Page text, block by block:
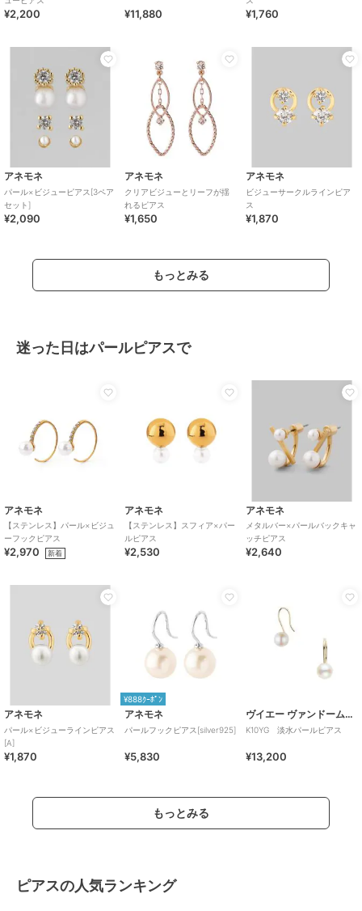
¥2,200 ¥11,880 ¥1,760
アネモネ
パール×ビジューピアス[3ペア
セット]
¥2,090
アネモネ
クリアビジューとリーフが揺
れるピアス
¥1,650
アネモネ
ビジューサークルラインピア
ス
¥1,870
もっとみる
迷った日はパールピアスで
アネモネ
【ステンレス】パール×ビジュ
ーフックピアス
¥2,970 新着
アネモネ
【ステンレス】スフィア×パー
ルピアス
¥2,530
アネモネ
メタルバー×パールバックキャ
ッチピアス
¥2,640
アネモネ
パール×ビジューラインピアス
[A]
¥1,870
¥888ｸｰﾎﾟﾝ
アネモネ
パールフックピアス[silver925]
¥5,830
ヴイエー ヴァンドーム青山
K10YG 淡水パールピアス
¥13,200
もっとみる
ピアスの人気ランキング